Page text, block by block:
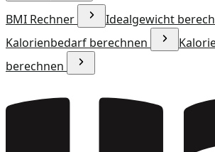
BMI Rechner
Idealgewicht
Kalorienbedarf berechnen
berechnen